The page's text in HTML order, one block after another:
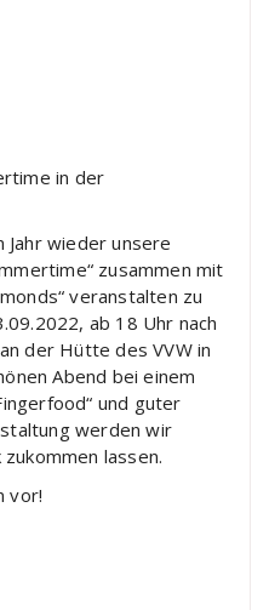
in der
Jahr wieder unsere
zusammen mit
veranstalten zu
ab 18 Uhr nach
der Hütte des VVW in
Abend bei einem
und guter
werden wir
lassen.
vor!